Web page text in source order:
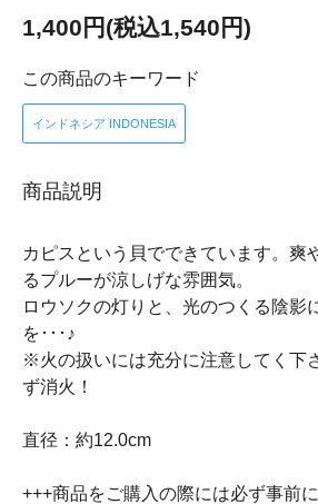
1,400円(税込1,540円)
この商品のキーワード
インドネシア INDONESIA
商品説明
カピスという貝でできています。爽
るプルーが涼しげな雰囲気。
ロウソクの灯りと、光のつくる陰影
を･･･♪
※火の扱いには充分に注意してく下
ず消火！
直径：約12.0cm
+++商品をご購入の際には必ず事前に